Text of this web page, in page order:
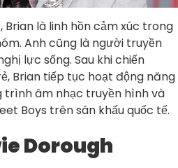
Brian là linh hồn cảm xúc trong
Anh cũng là người truyền
lực sống. Sau khi chiến
Brian tiếp tục hoạt động năng
trình âm nhạc truyền hình và
Boys trên sân khấu quốc tế.
Dorough